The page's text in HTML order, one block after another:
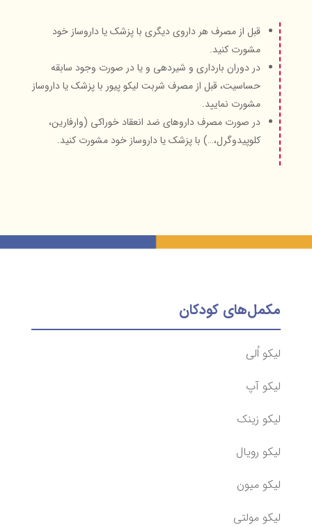
قبل از مصرف هر داروی دیگری با پزشک یا داروساز خود
مشورت کنید.
در دوران بارداری و شیردهی و یا در صورت وجود سابقه
حساسیت، قبل از مصرف شربت لیکو پیور با پزشک یا داروساز
مشورت نمایید.
در صورت مصرف داروهای ضد انعقاد خوراکی (وارفارین،
کلوپیدوگرل،…) با پزشک یا داروساز خود مشورت کنید.
مکمل‌های کودکان
لیکو اُلی
لیکو آپ
لیکو زینک
لیکو رویال
لیکو میون
لیکو مولتی